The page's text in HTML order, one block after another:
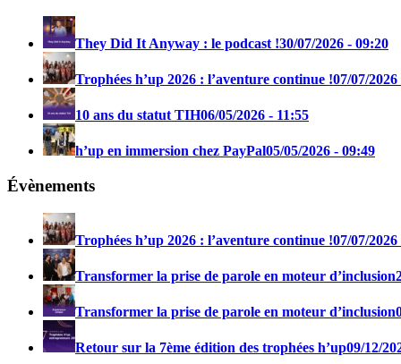
They Did It Anyway : le podcast !30/07/2026 - 09:20
Trophées h’up 2026 : l’aventure continue !07/07/
10 ans du statut TIH06/05/2026 - 11:55
h’up en immersion chez PayPal05/05/2026 - 09:49
Évènements
Trophées h’up 2026 : l’aventure continue !07/07/
Transformer la prise de parole en moteur d’inclusion
Transformer la prise de parole en moteur d’inclusion
Retour sur la 7ème édition des trophées h’up09/12/